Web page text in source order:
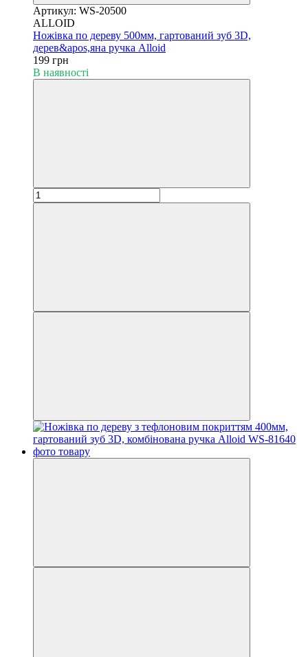
Артикул: WS-20500
ALLOID
Ножівка по дереву 500мм, гартований зуб 3D,
дерев&apos,яна ручка Alloid
199 грн
В наявності